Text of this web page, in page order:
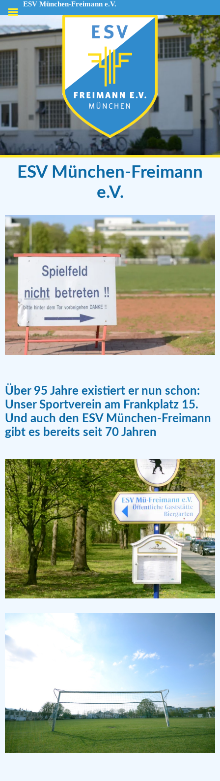
ESV
München-
Freimann
ESV München-Freimann
e.V.
Über 95 Jahre existiert er nun schon:
Unser Sportverein am Frankplatz 15.
Und auch den ESV München-Freimann
gibt es bereits seit 70 Jahren
ESV München-Freimann e.V.